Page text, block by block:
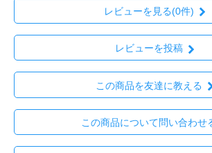
レビューを見る(0件)
レビューを投稿
この商品を友達に教える
この商品について問い合わせ